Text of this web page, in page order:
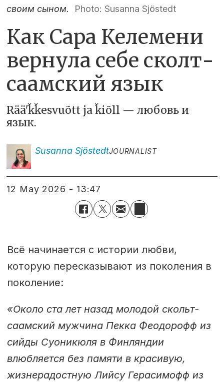
своим сыном.
Photo: Susanna Sjöstedt
Как Сара Келемени
вернула себе сколт-
саамский язык
Rääʹǩǩesvuõtt ja ǩiõll — любовь и
язык.
Susanna SjöstedtJOURNALIST
12 May 2026 - 13:47
Всё начинается с истории любви,
которую пересказывают из поколения в
поколение:
«Около ста лет назад молодой скольт-
саамский мужчина Пекка Феодорофф из
сийды Суоникюля в Финляндии
влюбляется без памяти в красивую,
жизнерадостную Лийсу Герасимофф из